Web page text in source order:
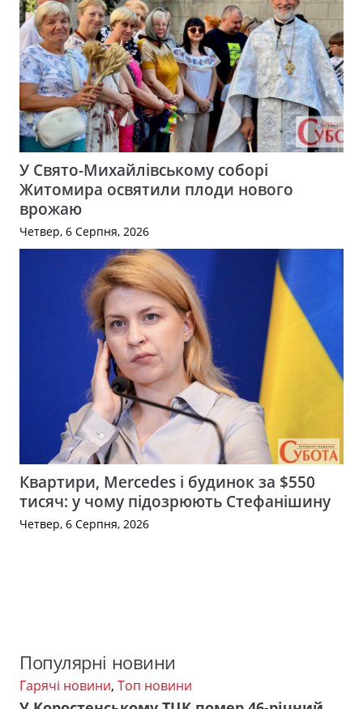
У Свято-Михайлівському соборі
Житомира освятили плоди нового
врожаю
Четвер, 6 Серпня, 2026
Квартири, Mercedes і будинок за $550
тисяч: у чому підозрюють Стефанішину
Четвер, 6 Серпня, 2026
Популярні новини
Гарячі новини, Топ новини